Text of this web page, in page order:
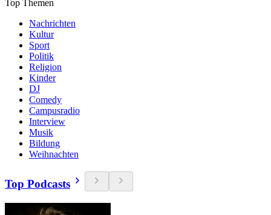
Top Themen
Nachrichten
Kultur
Sport
Politik
Religion
Kinder
DJ
Comedy
Campusradio
Interview
Musik
Bildung
Weihnachten
Top Podcasts